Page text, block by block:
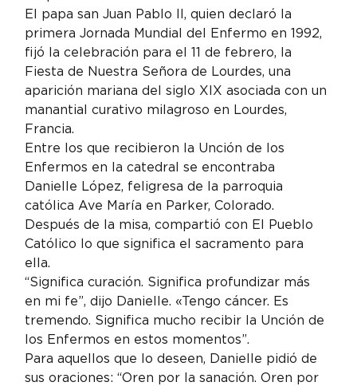
El papa san Juan Pablo II, quien declaró la
primera Jornada Mundial del Enfermo en 1992,
fijó la celebración para el 11 de febrero, la
Fiesta de Nuestra Señora de Lourdes, una
aparición mariana del siglo XIX asociada con un
manantial curativo milagroso en Lourdes,
Francia.
Entre los que recibieron la Unción de los
Enfermos en la catedral se encontraba
Danielle López, feligresa de la parroquia
católica Ave María en Parker, Colorado.
Después de la misa, compartió con El Pueblo
Católico lo que significa el sacramento para
ella.
“Significa curación. Significa profundizar más
en mi fe”, dijo Danielle. «Tengo cáncer. Es
tremendo. Significa mucho recibir la Unción de
los Enfermos en estos momentos”.
Para aquellos que lo deseen, Danielle pidió de
sus oraciones: “Oren por la sanación. Oren por